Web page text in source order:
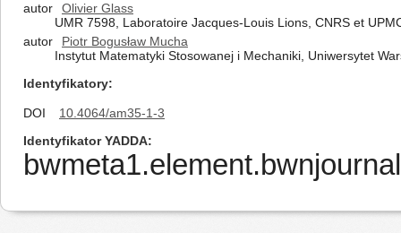
autor
Olivier Glass
UMR 7598, Laboratoire Jacques-Louis Lions, CNRS et
autor
Piotr Bogusław Mucha
Instytut Matematyki Stosowanej i Mechaniki, Uniwersytet
Identyfikatory
DOI
10.4064/am35-1-3
Identyfikator YADDA